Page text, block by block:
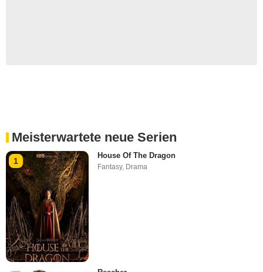
Meisterwartete neue Serien
1
House Of The Dragon
Fantasy, Drama